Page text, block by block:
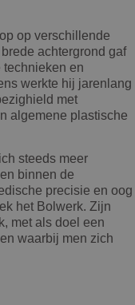
op verschillende
achtergrond gaf
en
werkte hij jarenlang
met
algemene plastische
steeds meer
binnen de
precisie en oog
het Bolwerk. Zijn
met als doel een
waarbij men zich